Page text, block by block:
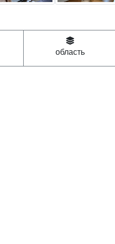
область